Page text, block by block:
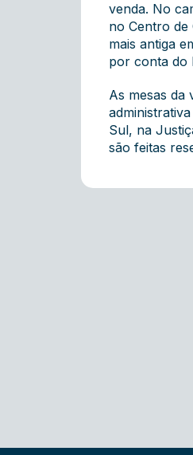
venda. No
no Centro de
mais antiga
por conta do
As mesas da
Sul, na
são feitas